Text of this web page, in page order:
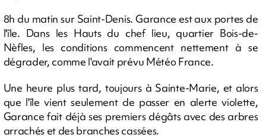
8h du matin sur Saint-Denis. Garance est aux portes de
l'île. Dans les Hauts du chef lieu, quartier Bois-de-
Nèfles, les conditions commencent nettement à se
dégrader, comme l'avait prévu Météo France.
Une heure plus tard, toujours à Sainte-Marie, et alors
que l'île vient seulement de passer en alerte violette,
Garance fait déjà ses premiers dégâts avec des arbres
arrachés et des branches cassées.